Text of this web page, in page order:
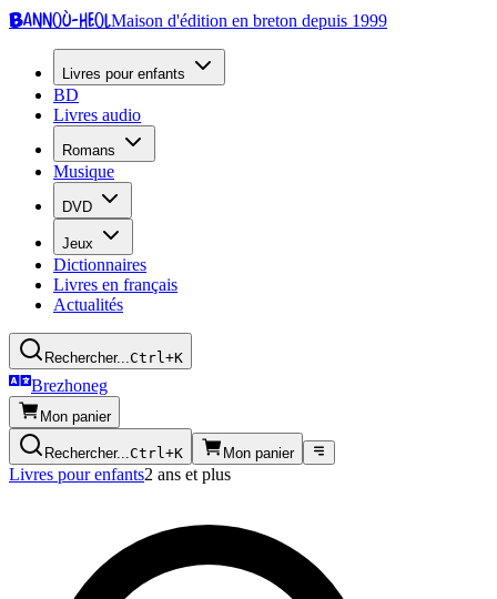
Bannoù-heolMaison d'édition en breton depuis 1999
Livres pour enfants
BD
Livres audio
Romans
Musique
DVD
Jeux
Dictionnaires
Livres en français
Actualités
Rechercher...Ctrl+K
Brezhoneg
Mon panier
Rechercher...Ctrl+K Mon panier
Livres pour enfants2 ans et plus